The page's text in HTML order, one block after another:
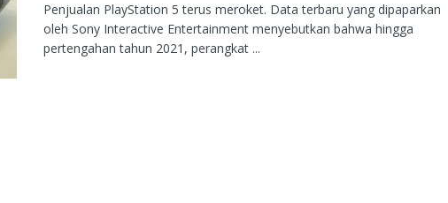
Penjualan PlayStation 5 terus meroket. Data terbaru yang dipaparkan
oleh Sony Interactive Entertainment menyebutkan bahwa hingga
pertengahan tahun 2021, perangkat ...